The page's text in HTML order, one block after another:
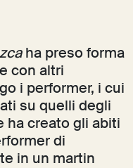
ha preso forma
con altri
i performer, i cui
su quelli degli
ha creato gli abiti
di
in un martin